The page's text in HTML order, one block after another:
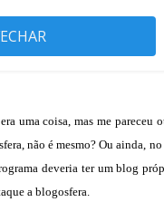
uma coisa, mas me pareceu
não é mesmo? Ou ainda,
deveria ter um blog
a blogosfera.